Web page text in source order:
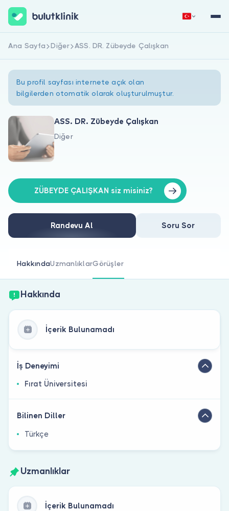
Hakkımızda
Doktorlar için
Doktor musunuz?
Hemen Kaydol Giriş Yap
Ana Sayfa Diğer ASS. DR. Zübeyde Çalışkan
Bu profil sayfası internete açık olan
bilgilerden otomatik olarak oluşturulmuştur.
ASS. DR. Zübeyde Çalışkan
Diğer
ZÜBEYDE ÇALIŞKAN siz misiniz?
Randevu Al Soru Sor
HakkındaUzmanlıklarGörüşler
Hakkında
İçerik Bulunamadı
İş Deneyimi
Fırat Üniversitesi
Bilinen Diller
Türkçe
Uzmanlıklar
İçerik Bulunamadı